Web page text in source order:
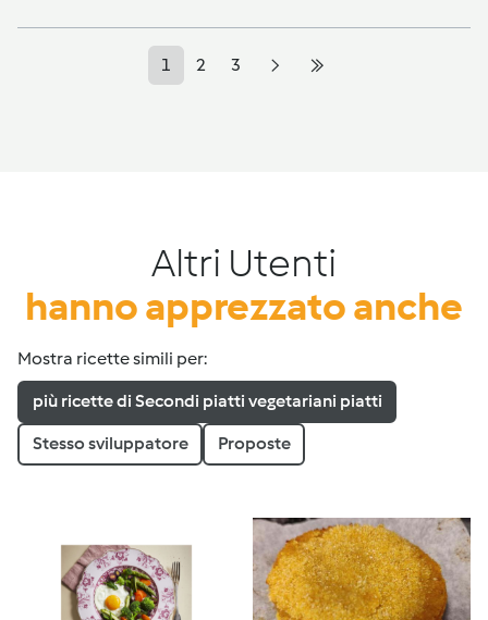
1 2 3
Altri Utenti
hanno apprezzato anche
Mostra ricette simili per:
più ricette di Secondi piatti vegetariani piatti
Stesso sviluppatore Proposte